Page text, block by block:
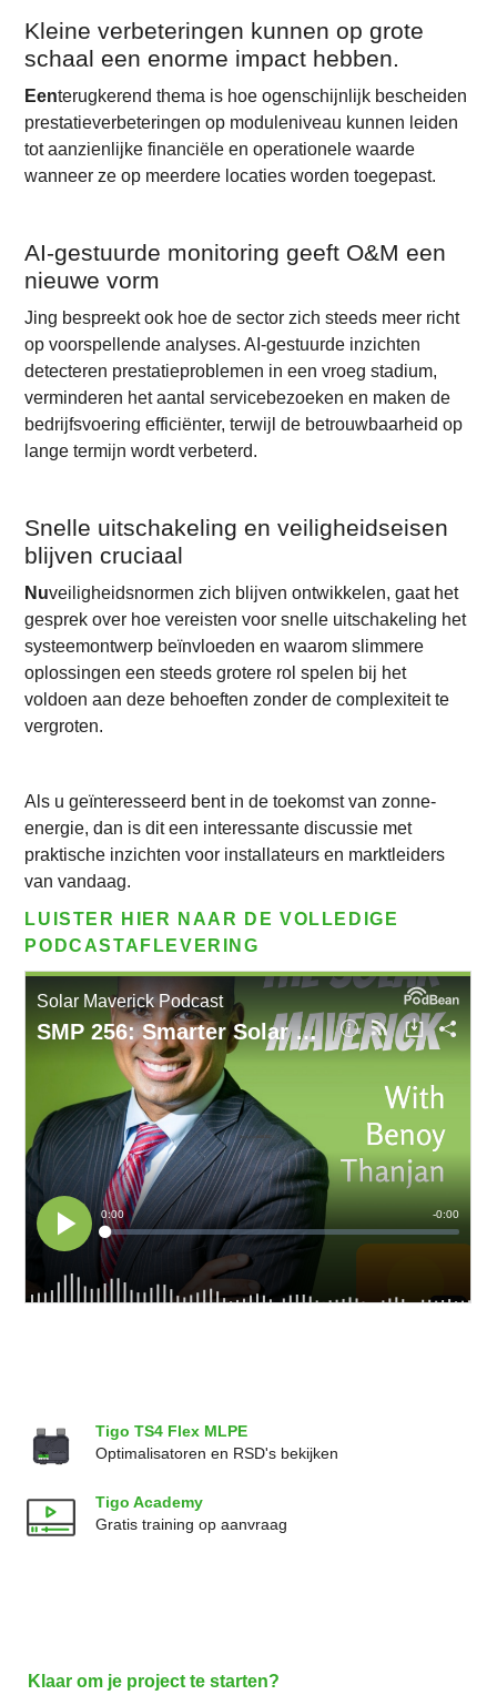
Tigo TS4 Flex MLPE
Optimalisatoren en RSD's bekijken
Tigo Academy
Gratis training op aanvraag
Klaar om je project te starten?
Kleine verbeteringen kunnen op grote
schaal een enorme impact hebben.
Eenterugkerend thema is hoe ogenschijnlijk bescheiden
prestatieverbeteringen op moduleniveau kunnen leiden
tot aanzienlijke financiële en operationele waarde
wanneer ze op meerdere locaties worden toegepast.
AI-gestuurde monitoring geeft O&M een
nieuwe vorm
Jing bespreekt ook hoe de sector zich steeds meer richt
op voorspellende analyses. AI-gestuurde inzichten
detecteren prestatieproblemen in een vroeg stadium,
verminderen het aantal servicebezoeken en maken de
bedrijfsvoering efficiënter, terwijl de betrouwbaarheid op
lange termijn wordt verbeterd.
Snelle uitschakeling en veiligheidseisen
blijven cruciaal
Nuveiligheidsnormen zich blijven ontwikkelen, gaat het
gesprek over hoe vereisten voor snelle uitschakeling het
systeemontwerp beïnvloeden en waarom slimmere
oplossingen een steeds grotere rol spelen bij het
voldoen aan deze behoeften zonder de complexiteit te
vergroten.
Als u geïnteresseerd bent in de toekomst van zonne-
energie, dan is dit een interessante discussie met
praktische inzichten voor installateurs en marktleiders
van vandaag.
LUISTER HIER NAAR DE VOLLEDIGE
PODCASTAFLEVERING